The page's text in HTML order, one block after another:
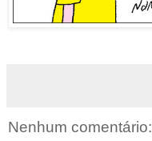
Nenhum comentário: